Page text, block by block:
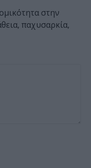
στην
παχυσαρκία,